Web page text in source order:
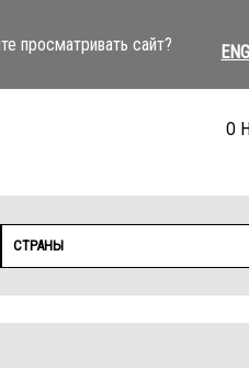
просматривать сайт?
О
СТРАНЫ